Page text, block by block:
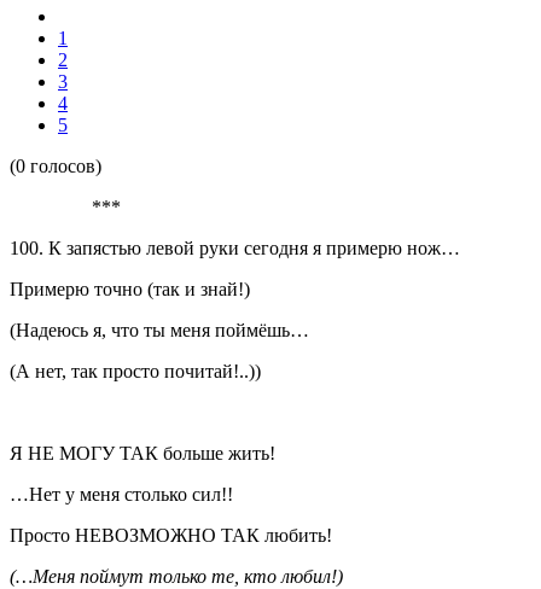
1
2
3
4
5
(0 голосов)
***
100. К запястью левой руки сегодня я примерю нож…
Примерю точно (так и знай!)
(Надеюсь я, что ты меня поймёшь…
(А нет, так просто почитай!..))
Я НЕ МОГУ ТАК больше жить!
…Нет у меня столько сил!!
Просто НЕВОЗМОЖНО ТАК любить!
(…Меня поймут только те, кто любил!)